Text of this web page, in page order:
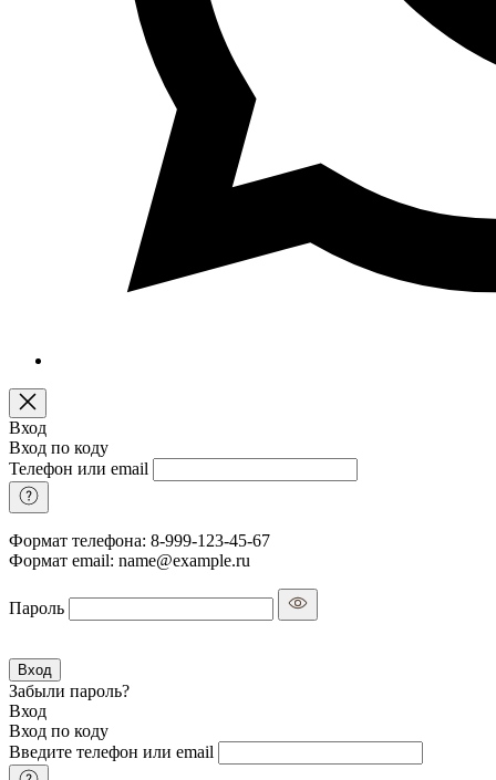
Вход
Вход по коду
Телефон или email
Формат телефона: 8-999-123-45-67
Формат email: name@example.ru
Пароль
Вход
Забыли пароль?
Вход
Вход по коду
Введите телефон или email